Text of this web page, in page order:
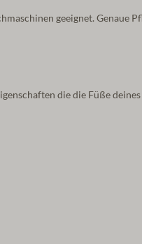
geeignet. Genaue
die die Füße